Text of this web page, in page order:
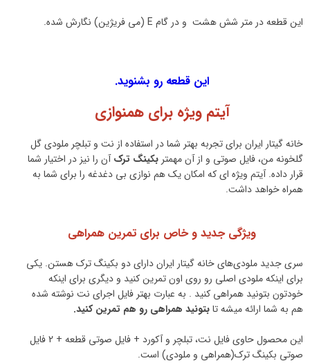
این قطعه در متر شش هشت و در گام E (می فریژین) نگارش شده.
این قطعه رو بشنوید.
آیتم ویژه برای همنوازی
خانه گیتار ایران برای تجربه بهتر شما در استفاده از نت و تبلچر ملودی گل
گلخونه من، فایل صوتی و از آن مهمتر بکینگ ترکآن را نیز در اختیار شما
قرار داده. آیتم ویژه ای که امکان یک هم نوازی بی دغدغه را برای شما به
همراه خواهد داشت.
ویژگی جدید و خاص برای تمرین همراهی
سری جدید ملودی‌های خانه گیتار ایران دارای دو بکینگ ترک هستن. یکی
برای اینکه ملودی اصلی رو روی اون تمرین کنید و دیگری برای اینکه
خودتون بتونید همراهی کنید . به عبارت بهتر فایل اجرای نت نوشته شده
هم به شما ارائه میشه تابتونید همراهی رو هم تمرین کنید.
این محصول حاوی فایل نت، تبلچر و آکورد + فایل صوتی قطعه + 2 فایل
صوتی بکینگ ترک(همراهی و ملودی) است.